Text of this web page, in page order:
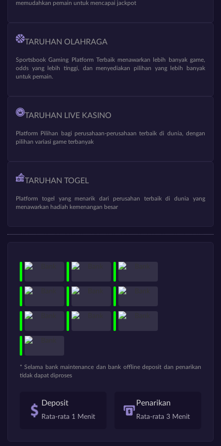
memudahkan pemain untuk mencapai jackpot
TARUHAN OLAHRAGA
Sportsbook Gaming Platform Terbaik menawarkan lebih banyak game,
odds yang lebih tinggi, dan menyediakan pilihan yang lebih banyak
untuk pemain.
TARUHAN LIVE KASINO
Platform Pilihan bagi perusahaan-perusahaan terbaik di dunia, dengan
pilihan variasi game terbanyak
TARUHAN TOGEL
Platform togel yang menarik dari perusahan terbaik di dunia yang
menawarkan hadiah kemenangan besar
* Selama bank maintenance dan bank offline deposit dan penarikan
tidak dapat diproses
Deposit
Rata-rata 1 Menit
Penarikan
Rata-rata 3 Menit